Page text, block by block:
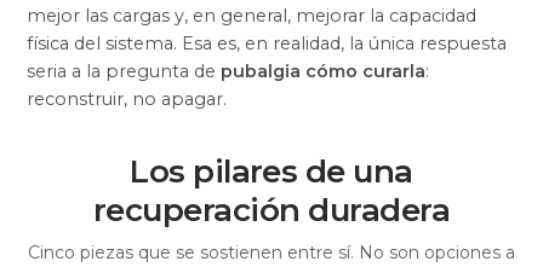
mejor las cargas y, en general, mejorar la capacidad
física del sistema. Esa es, en realidad, la única respuesta
seria a la pregunta de pubalgia cómo curarla:
reconstruir, no apagar.
Los pilares de una
recuperación duradera
Cinco piezas que se sostienen entre sí. No son opciones a